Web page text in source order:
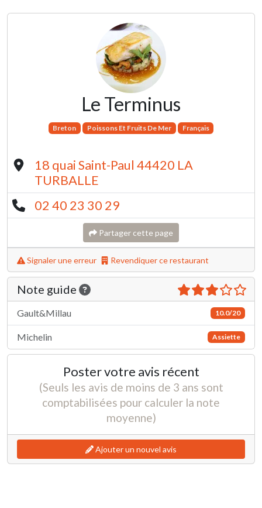
Le Terminus
Breton Poissons Et Fruits De Mer Français
18 quai Saint-Paul 44420 LA
TURBALLE
02 40 23 30 29
Partager cette page
Signaler une erreur Revendiquer ce restaurant
Note guide
Gault&Millau 10.0/20
Michelin Assiette
Poster votre avis récent
(Seuls les avis de moins de 3 ans sont
comptabilisées pour calculer la note
moyenne)
Ajouter un nouvel avis